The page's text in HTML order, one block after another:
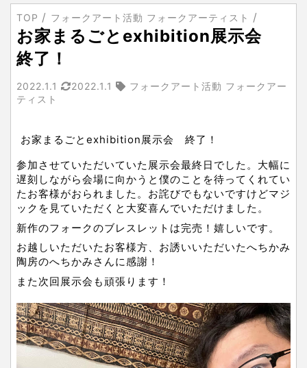
TOP フォークアート活動 フォークアーティスト
お家まるごとexhibition展示会
終了！
2022.1.1 2022.1.1
フォークアート活動 フォークアー
ティスト
お家まるごとexhibition展示会　終了！
参加させていただいていた展示会最終日でした。大幅に
遅刻しながら会場に向かうと僕のことを待ってくれてい
たお客様がおられました。お詫びでもないですけどマジ
ックを見ていただくと大変喜んでいただけました。
新作のフォークのブレスレットは完売！嬉しいです。
お越しいただいたお客様方、お誘いいただいたへちかみ
陶房のへちかみさんに感謝！
また次回展示会も頑張ります！